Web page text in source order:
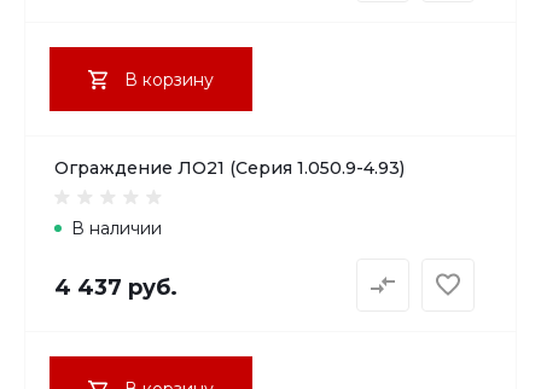
В корзину
Ограждение ЛО21 (Серия 1.050.9-4.93)
В наличии
4 437 руб.